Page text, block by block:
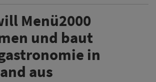
Menü2000
und baut
in
aus